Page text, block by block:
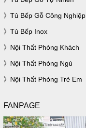
Tủ Bếp Gỗ Công Nghiệp
Tủ Bếp Inox
Nội Thất Phòng Khách
Nội Thất Phòng Ngủ
Nội Thất Phòng Trẻ Em
FANPAGE